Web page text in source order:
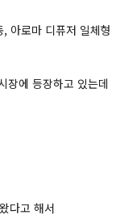
아로마 디퓨저 일체형
장에 등장하고 있는데
다고 해서